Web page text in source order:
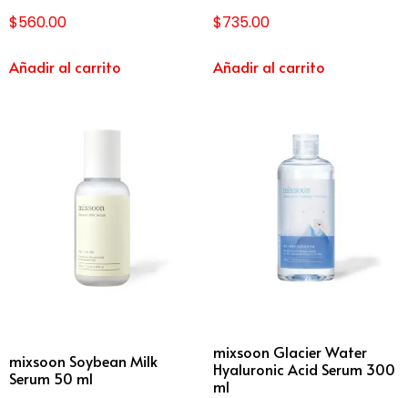
$560.00
Añadir al carrito
$735.00
Añadir al carrito
mixsoon Soybean Milk
Serum 50 ml
mixsoon Glacier Water
Hyaluronic Acid Serum 300
ml